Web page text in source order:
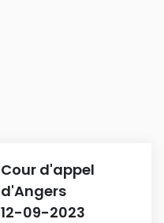
Cour d'appel
d'Angers
12-09-2023